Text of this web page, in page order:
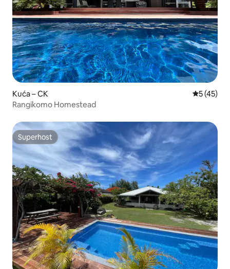
Kuća – CK Prosječna
5 (45)
Rangikomo Homestead
Superhost
Superhost